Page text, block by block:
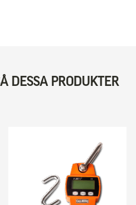
DESSA PRODUKTER